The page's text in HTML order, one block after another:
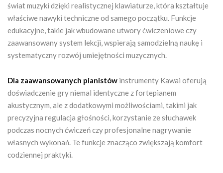
świat muzyki dzięki realistycznej klawiaturze, która kształtuje
właściwe nawyki techniczne od samego początku. Funkcje
edukacyjne, takie jak wbudowane utwory ćwiczeniowe czy
zaawansowany system lekcji, wspierają samodzielną naukę i
systematyczny rozwój umiejętności muzycznych.
Dla zaawansowanych pianistów instrumenty Kawai oferują
doświadczenie gry niemal identyczne z fortepianem
akustycznym, ale z dodatkowymi możliwościami, takimi jak
precyzyjna regulacja głośności, korzystanie ze słuchawek
podczas nocnych ćwiczeń czy profesjonalne nagrywanie
własnych wykonań. Te funkcje znacząco zwiększają komfort
codziennej praktyki.